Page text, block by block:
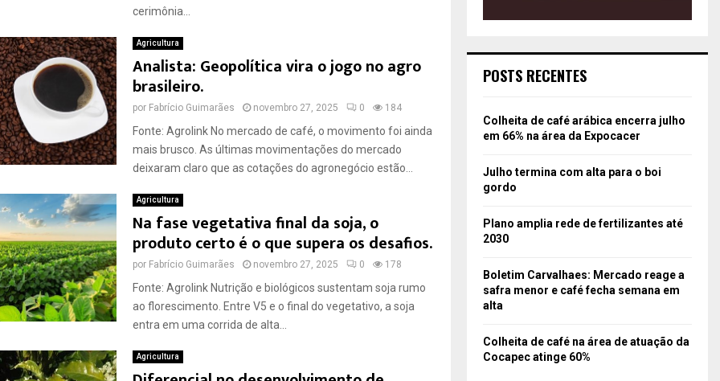
cerimônia...
Agricultura
Analista: Geopolítica vira o jogo no agro
brasileiro.
por Fabrício Guimarães novembro 27, 2025 0 184
Fonte: Agrolink No mercado de café, o movimento foi ainda
mais brusco. As últimas movimentações do mercado
deixaram claro que as cotações do agronegócio estão...
Agricultura
Na fase vegetativa final da soja, o
produto certo é o que supera os desafios.
por Fabrício Guimarães novembro 27, 2025 0 178
Fonte: Agrolink Nutrição e biológicos sustentam soja rumo
ao florescimento. Entre V5 e o final do vegetativo, a soja
entra em uma corrida de alta...
Agricultura
POSTS RECENTES
Colheita de café arábica encerra julho
em 66% na área da Expocacer
Julho termina com alta para o boi
gordo
Plano amplia rede de fertilizantes até
2030
Boletim Carvalhaes: Mercado reage a
safra menor e café fecha semana em
alta
Colheita de café na área de atuação da
Cocapec atinge 60%